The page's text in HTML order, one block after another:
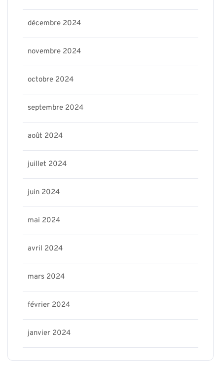
décembre 2024
novembre 2024
octobre 2024
septembre 2024
août 2024
juillet 2024
juin 2024
mai 2024
avril 2024
mars 2024
février 2024
janvier 2024